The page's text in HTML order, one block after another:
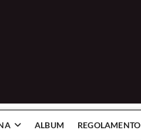
ALBUM REGOLAMENTO